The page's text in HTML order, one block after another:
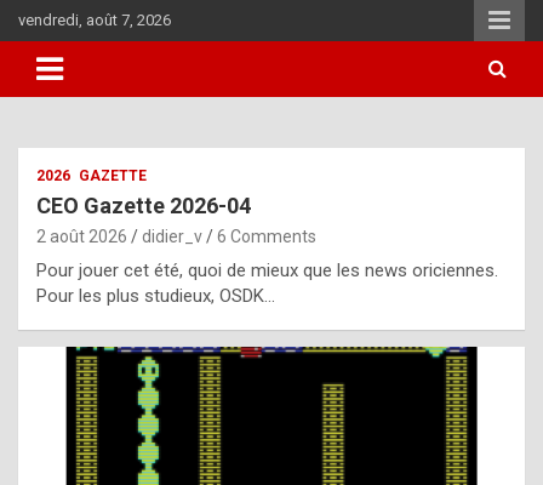
to
content
vendredi, août 7, 2026
i
u
l
2026 GAZETTE
CEO Gazette 2026-04
2 août 2026 didier_v 6 Comments
Pour jouer cet été, quoi de mieux que les news oriciennes.
Pour les plus studieux, OSDK…